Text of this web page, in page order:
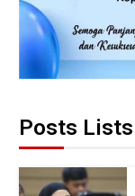
Posts Lists